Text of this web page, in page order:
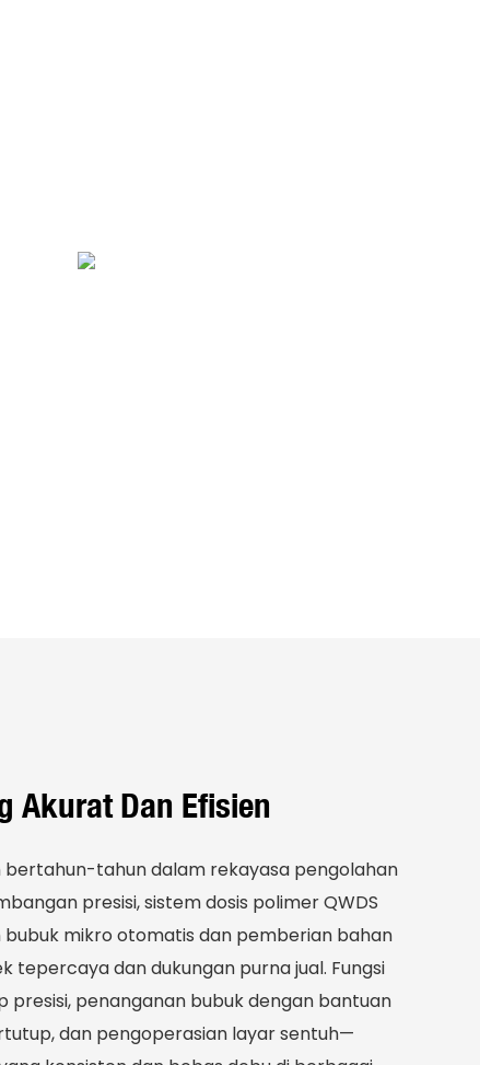
Akurat Dan Efisien
bertahun-tahun dalam rekayasa pengolahan
presisi, sistem dosis polimer QWDS
mikro otomatis dan pemberian bahan
tepercaya dan dukungan purna jual. Fungsi
penanganan bubuk dengan bantuan
dan pengoperasian layar sentuh—